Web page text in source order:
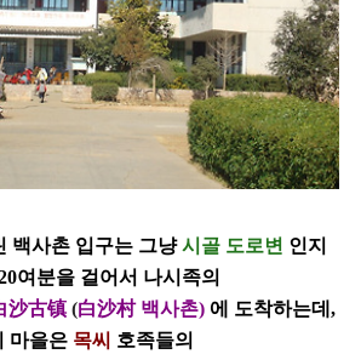
백사촌 입구는 그냥시골 도로변 인지
여분을 걸어서 나시족의
沙古镇 (白沙村 백사촌) 에 도착하는데,
마을은 목씨 호족들의